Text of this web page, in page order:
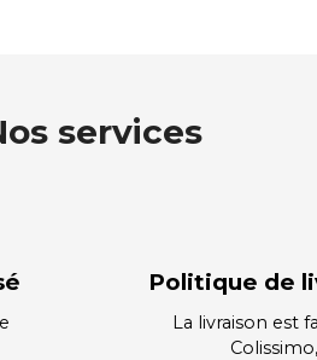
services
Politique de
La livraison est
Colissimo,